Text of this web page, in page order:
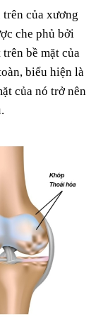
của xương
che phủ bởi
bề mặt của
biểu hiện là
của nó trở nên